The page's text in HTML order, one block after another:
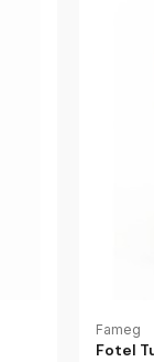
Fameg
Fotel